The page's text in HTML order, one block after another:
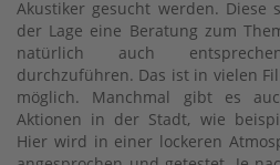
Akustiker gesucht werden. Diese
der Lage eine Beratung zum
natürlich auch
durchzuführen. Das ist in vielen
möglich. Manchmal gibt es
Aktionen in der Stadt, wie
Hier wird in einer lockeren